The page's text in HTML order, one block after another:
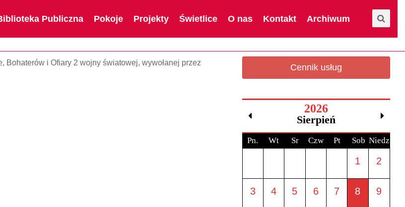
Publiczna Pokoje Projekty Świetlice O nas Kontakt Archiwum
i Ofiary 2 wojny światowej, wywołanej przez
Cennik usług
2026
Sierpień
Pn. Wt Sr Czw Pt Sob Niedz.
1 2
3 4 5 6 7 8 9